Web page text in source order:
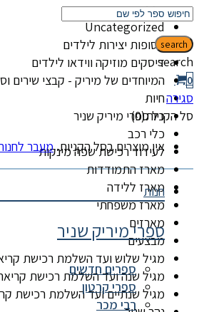
קטגוריות
Uncategorized
אסופות יצירות לילדים
דיסקים מוזיקה ווידאו לילדים
המיוחדים של מיריק - קבצי שירים
חיות
כל ספרי מיריק שניר
כלי רכב
לעידוד רכישת שפה מינקות
מארז התמודדות
מארז ללידה
מארז משפחתי
מארזים
מבצעים
מגיל שלוש ועד השלמת רכישת
מגיל שנה ועד השלמת רכישת
מגיל שנתיים ועד השלמת רכישת
search
search
0
סגירה
סל הקניות(0)
אין מוצרים בסל הקניות. מעבר
חנות
ספרי מיריק שניר
ספרים חדשים
ספרי קרטון
רבי מכר